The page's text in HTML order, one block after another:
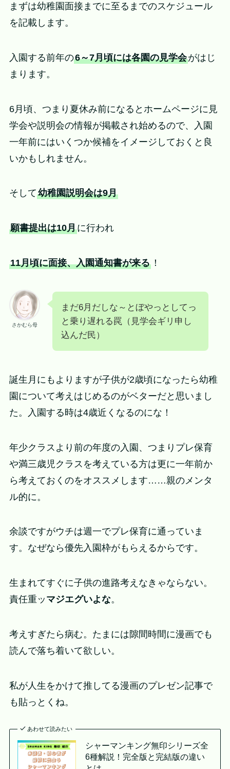
まずは幼稚園面接までに至るまでのスケジュール
を記載します。
入園する前年の6～7月頃には各園の見学会がはじ
まります。
6月頃、つまり夏休み前になるとホームページに見
学会や説明会の情報が掲載され始めるので、入園
一年前にはいくつか候補をイメージしておくと良
いかもしれません。
そして幼稚園説明会は9月
願書提出は10月に行われ
11月頃に面接、入園通知書が来る！
さかむら母
まだ6月だしな～とぼやっとしてっ
と乗り遅れる罠（見学会ギリ申し
込んだ民）
誕生月にもよりますが子供が2歳頃になったら幼稚
園について考えはじめるのがベターだと思いまし
た。入園する時は4歳近くなるのにな！
年少クラスより前の年度の入園、つまりプレ保育
や満三歳児クラスを考えている方は更に一年前か
ら考えておくのをオススメします……親のメンタ
ル的に。
余談ですがウチは週一でプレ保育に通っていま
す。なぜなら優先入園枠がもらえるからです。
生まれてすぐに子供の進路考えなきゃならない。
責任重ッ マジエグいよな。
考えすぎたら病む。たまには隙間時間に漫画でも
読んで落ち着いて欲しい。
私が人生をかけて推してる漫画のプレゼン記事で
も貼っとくね。
あわせて読みたい
シャーマンキング無印シリーズ全
6種解説！完全版と完結版の違い